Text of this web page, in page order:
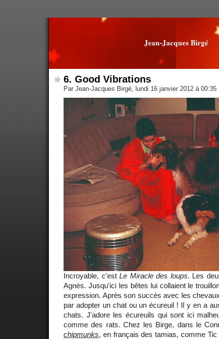
Jean-Jacques Birgé
6. Good Vibrations
Par Jean-Jacques Birgé, lundi 16 janvier 2012 à 00:35
Incroyable, c'est Le Miracle des loups. Les
Agnès. Jusqu'ici les bêtes lui collaient le
expression. Après son succès avec les
par adopter un chat ou un écureuil ! Il y en a
chats. J'adore les écureuils qui sont ici
comme des rats. Chez les Birge, dans le
chipmunks, en français des tamias, comme